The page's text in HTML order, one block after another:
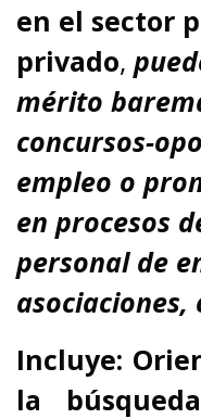
en el sector
privado,
mérito
concursos-
empleo o
en procesos
personal de
Incluye:
la